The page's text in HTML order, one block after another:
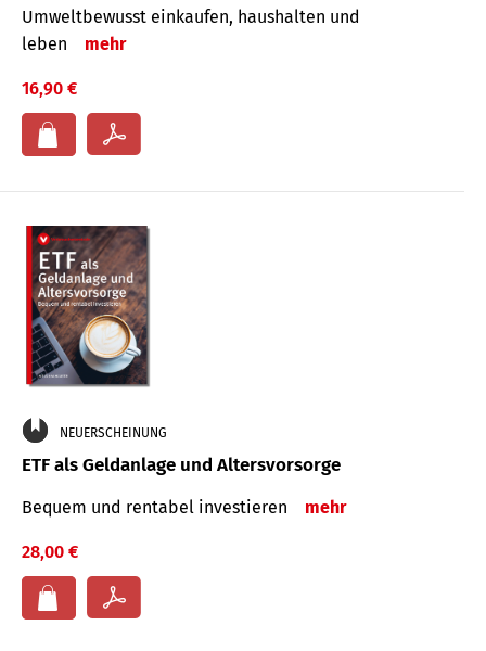
Umweltbewusst einkaufen, haushalten und
leben
mehr
16,90 €
NEUERSCHEINUNG
ETF als Geldanlage und Altersvorsorge
Bequem und rentabel investieren mehr
28,00 €